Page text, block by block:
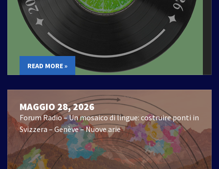
READ MORE »
MAGGIO 28, 2026
Forum Radio – Un mosaico di lingue: costruire ponti in
Svizzera – Genève – Nuove arie